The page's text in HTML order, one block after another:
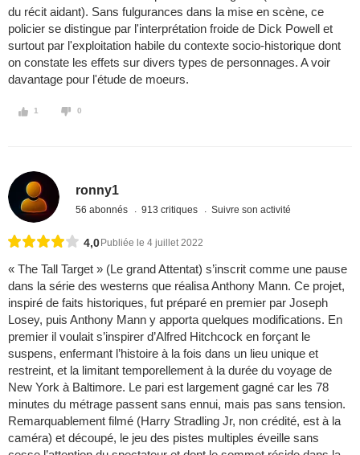
du récit aidant). Sans fulgurances dans la mise en scène, ce
policier se distingue par l'interprétation froide de Dick Powell et
surtout par l'exploitation habile du contexte socio-historique dont
on constate les effets sur divers types de personnages. A voir
davantage pour l'étude de moeurs.
1 0
ronny1
56 abonnés 913 critiques Suivre son activité
4,0 Publiée le 4 juillet 2022
« The Tall Target » (Le grand Attentat) s’inscrit comme une pause
dans la série des westerns que réalisa Anthony Mann. Ce projet,
inspiré de faits historiques, fut préparé en premier par Joseph
Losey, puis Anthony Mann y apporta quelques modifications. En
premier il voulait s’inspirer d’Alfred Hitchcock en forçant le
suspens, enfermant l’histoire à la fois dans un lieu unique et
restreint, et la limitant temporellement à la durée du voyage de
New York à Baltimore. Le pari est largement gagné car les 78
minutes du métrage passent sans ennui, mais pas sans tension.
Remarquablement filmé (Harry Stradling Jr, non crédité, est à la
caméra) et découpé, le jeu des pistes multiples éveille sans